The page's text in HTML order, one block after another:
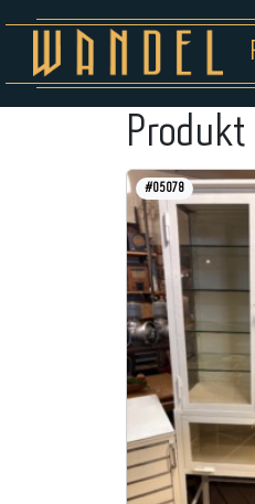
#05078